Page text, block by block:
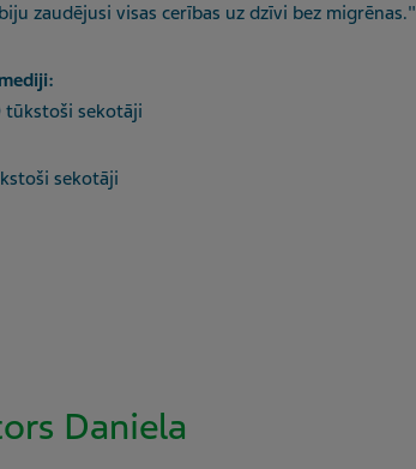
zaudējusi visas cerības uz dzīvi bez migrēnas."
tūkstoši sekotāji
sekotāji
Daniela